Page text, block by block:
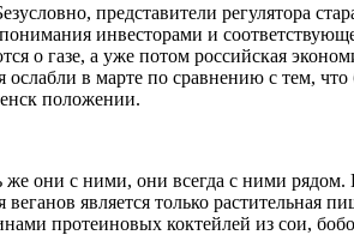
представители регулятора
инвесторами и
о газе, а уже потом российская
в марте по сравнению с тем, что
положении.
они с ними, они всегда с ними
является только растительная
протеиновых коктейлей из сои,